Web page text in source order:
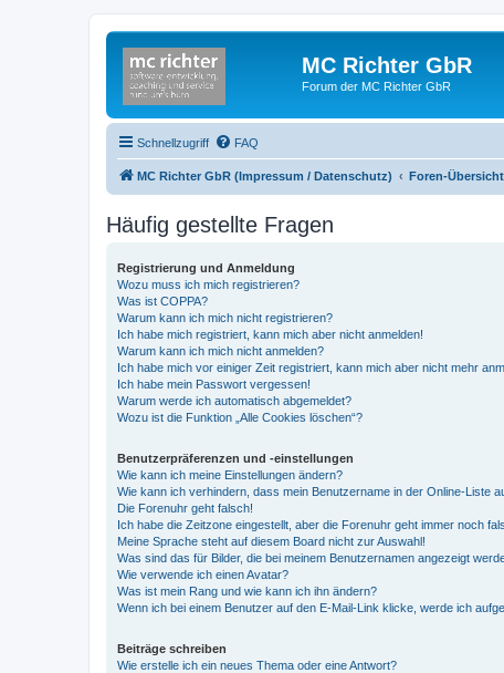
MC Richter GbR
Forum der MC Richter GbR
Schnellzugriff FAQ
MC Richter GbR (Impressum / Datenschutz) Foren-Übersicht
Häufig gestellte Fragen
Registrierung und Anmeldung
Wozu muss ich mich registrieren?
Was ist COPPA?
Warum kann ich mich nicht registrieren?
Ich habe mich registriert, kann mich aber nicht anmelden!
Warum kann ich mich nicht anmelden?
Ich habe mich vor einiger Zeit registriert, kann mich aber nicht mehr
Ich habe mein Passwort vergessen!
Warum werde ich automatisch abgemeldet?
Wozu ist die Funktion „Alle Cookies löschen“?
Benutzerpräferenzen und -einstellungen
Wie kann ich meine Einstellungen ändern?
Wie kann ich verhindern, dass mein Benutzername in der Online-Liste
Die Forenuhr geht falsch!
Ich habe die Zeitzone eingestellt, aber die Forenuhr geht immer noch
Meine Sprache steht auf diesem Board nicht zur Auswahl!
Was sind das für Bilder, die bei meinem Benutzernamen angezeigt
Wie verwende ich einen Avatar?
Was ist mein Rang und wie kann ich ihn ändern?
Wenn ich bei einem Benutzer auf den E-Mail-Link klicke, werde ich
Beiträge schreiben
Wie erstelle ich ein neues Thema oder eine Antwort?